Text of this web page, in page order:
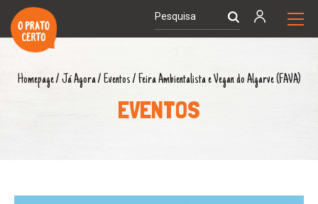
Homepage/ Já Agora/ Eventos/ Feira Ambientalista e Vegan do Algarve (FAVA)
EVENTOS